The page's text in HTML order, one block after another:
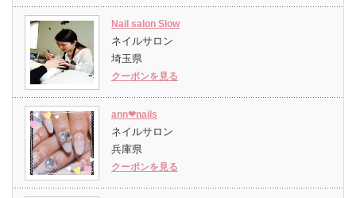
Nail salon Slow
ネイルサロン
埼玉県
クーポンを見る
ann❤︎nails
ネイルサロン
兵庫県
クーポンを見る